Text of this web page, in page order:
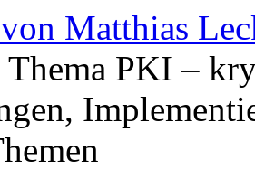
Matthias
PKI –